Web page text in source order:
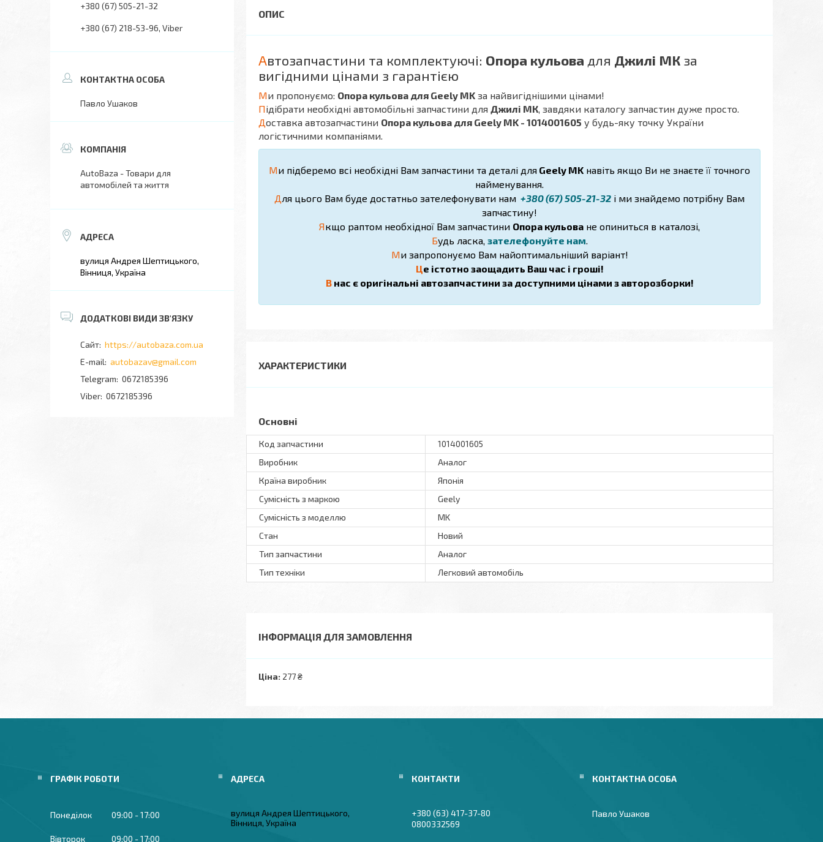
Автозапчастини та комплектуючі: Опора кульова для Джилі МК за
вигідними цінами з гарантією
Ми пропонуємо: Опора кульова для Geely MK за найвигіднішими цінами!
Підібрати необхідні автомобільні запчастини для Джилі МК, завдяки каталогу запчастин дуже просто.
Доставка автозапчастини Опора кульова для Geely MK - 1014001605 у будь-яку точку України
логістичними компаніями.
Ми підберемо всі необхідні Вам запчастини та деталі для Geely MK навіть якщо Ви не знаєте її точного
найменування.
Для цього Вам буде достатньо зателефонувати нам +380 (67) 505-21-32 і ми знайдемо потрібну Вам
запчастину!
Якщо раптом необхідної Вам запчастини Опора кульова не опиниться в каталозі,
Будь ласка, зателефонуйте нам.
Ми запропонуємо Вам найоптимальніший варіант!
Це істотно заощадить Ваш час і гроші!
Внас є оригінальні автозапчастини за доступними цінами з авторозборки!
ХАРАКТЕРИСТИКИ
Основні
Код запчастини
1014001605
Виробник
Аналог
Країна виробник
Японія
Сумісність з маркою
Geely
Сумісність з моделлю
MK
Стан
Новий
Тип запчастини
Аналог
Тип техніки
Легковий автомобіль
ІНФОРМАЦІЯ ДЛЯ ЗАМОВЛЕННЯ
Ціна: 277 ₴
+380 (67) 505-21-32
+380 (67) 218-53-96 Viber
Павло Ушаков
AutoBaza - Товари для
автомобілей та життя
вулиця Андрея Шептицького,
Вінниця, Україна
https://autobaza.com.ua
autobazav@gmail.com
0672185396
0672185396
ГРАФІК РОБОТИ
Понеділок 09:00 17:00
Вівторок 09:00 17:00
вулиця Андрея Шептицького,
Вінниця, Україна
+380 (63) 417-37-80
0800332569
Павло Ушаков